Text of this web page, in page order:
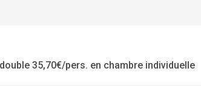
35,70€/pers. en chambre individuelle